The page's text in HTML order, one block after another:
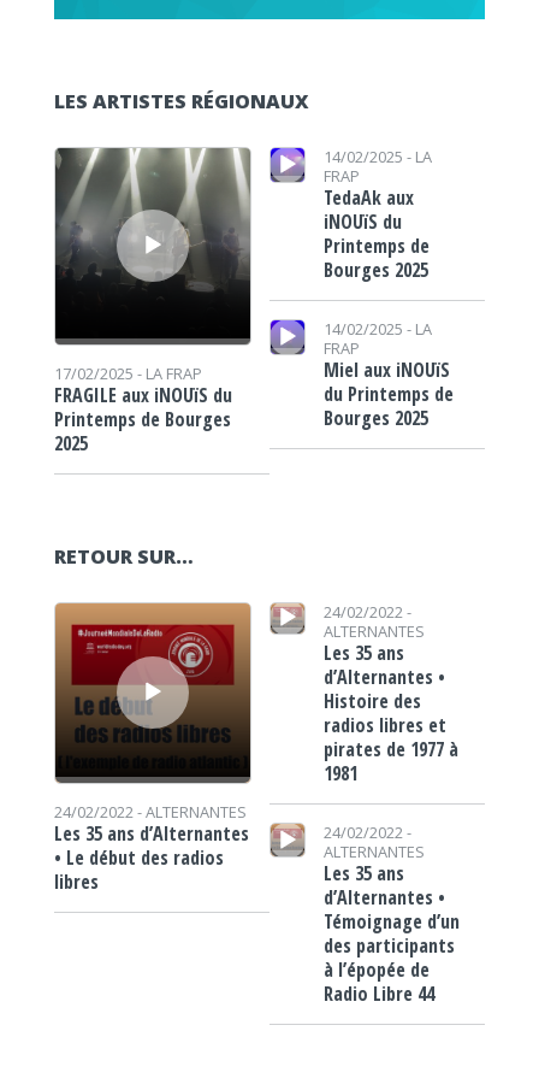
LES ARTISTES RÉGIONAUX
Lecteur audio
17/02/2025 - LA FRAP
FRAGILE aux iNOUïS du
Printemps de Bourges
2025
Lecteur audio 14/02/2025 - LA
FRAP
TedaAk aux
iNOUïS du
Printemps de
Bourges 2025
Lecteur audio
14/02/2025 - LA
FRAP
Miel aux iNOUïS
du Printemps de
Bourges 2025
RETOUR SUR…
Lecteur audio
24/02/2022 -ALTERNANTES
Les 35 ans d’Alternantes
• Le début des radios
libres
Lecteur audio
24/02/2022 -
ALTERNANTES
Les 35 ans
d’Alternantes •
Histoire des
radios libres et
pirates de 1977 à
1981
Lecteur audio
24/02/2022 -
ALTERNANTES
Les 35 ans
d’Alternantes •
Témoignage d’un
des participants
à l’épopée de
Radio Libre 44